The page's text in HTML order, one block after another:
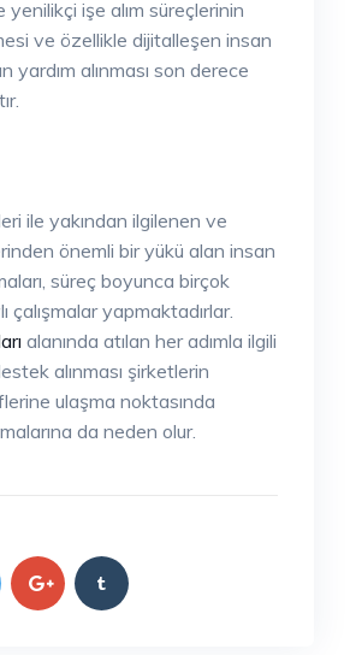
yenilikçi işe alım süreçlerinin
ve özellikle dijitalleşen insan
yardım alınması son derece
ile yakından ilgilenen ve
önemli bir yükü alan insan
süreç boyunca birçok
çalışmalar yapmaktadırlar.
alanında atılan her adımla ilgili
alınması şirketlerin
ulaşma noktasında
da neden olur.